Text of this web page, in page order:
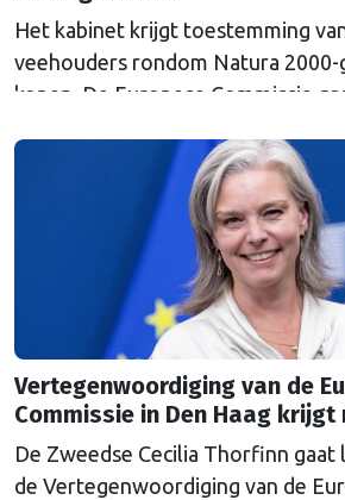
Het kabinet krijgt toestemming
veehouders rondom Natura
kopen. De Europese Commissie
Vertegenwoordiging van de
Commissie in Den Haag krijgt
De Zweedse Cecilia Thorfinn gaat
de Vertegenwoordiging van de